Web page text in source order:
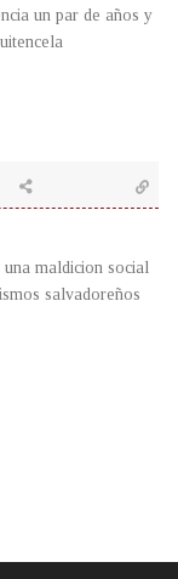
un par de años y
maldicion social
salvadoreños